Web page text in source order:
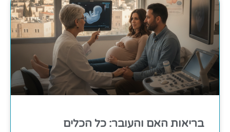
בריאות האם והעובר: כל הכלים